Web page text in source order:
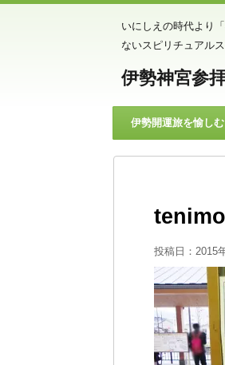
いにしえの時代より
ないスピリチュアル
伊勢神宮参
伊勢開運旅を愉しむ
投稿日： 2015